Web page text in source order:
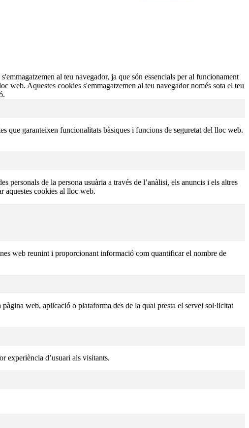
al teu navegador, ja que són essencials per al funcionament
web. Aquestes cookies s'emmagatzemen al teu navegador només sota el teu
que garanteixen funcionalitats bàsiques i funcions de seguretat del lloc web.
personals de la persona usuària a través de l’anàlisi, els anuncis i els altres
aquestes cookies al lloc web.
web reunint i proporcionant informació com quantificar el nombre de
web, aplicació o plataforma des de la qual presta el servei sol·licitat
experiència d’usuari als visitants.